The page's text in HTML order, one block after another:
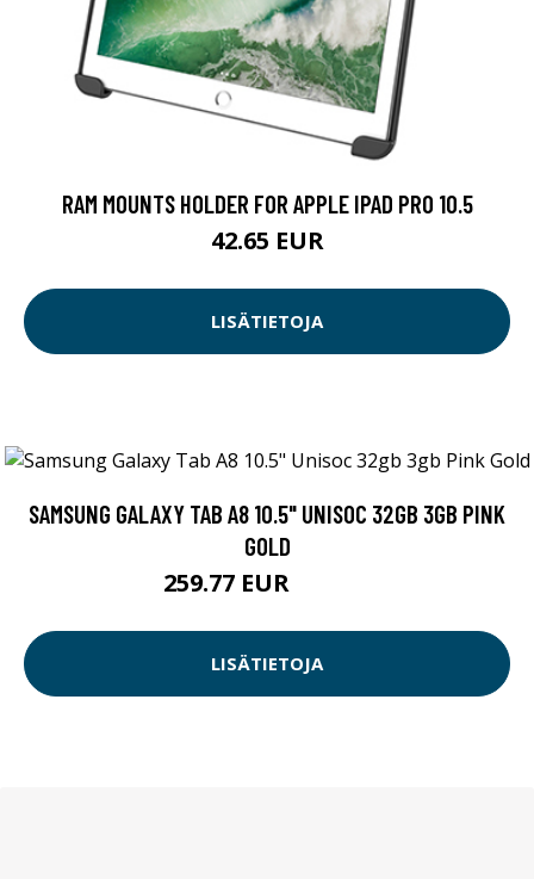
RAM MOUNTS HOLDER FOR APPLE IPAD PRO 10.5
42.65 EUR
LISÄTIETOJA
SAMSUNG GALAXY TAB A8 10.5" UNISOC 32GB 3GB PINK
GOLD
259.77 EUR
LISÄTIETOJA